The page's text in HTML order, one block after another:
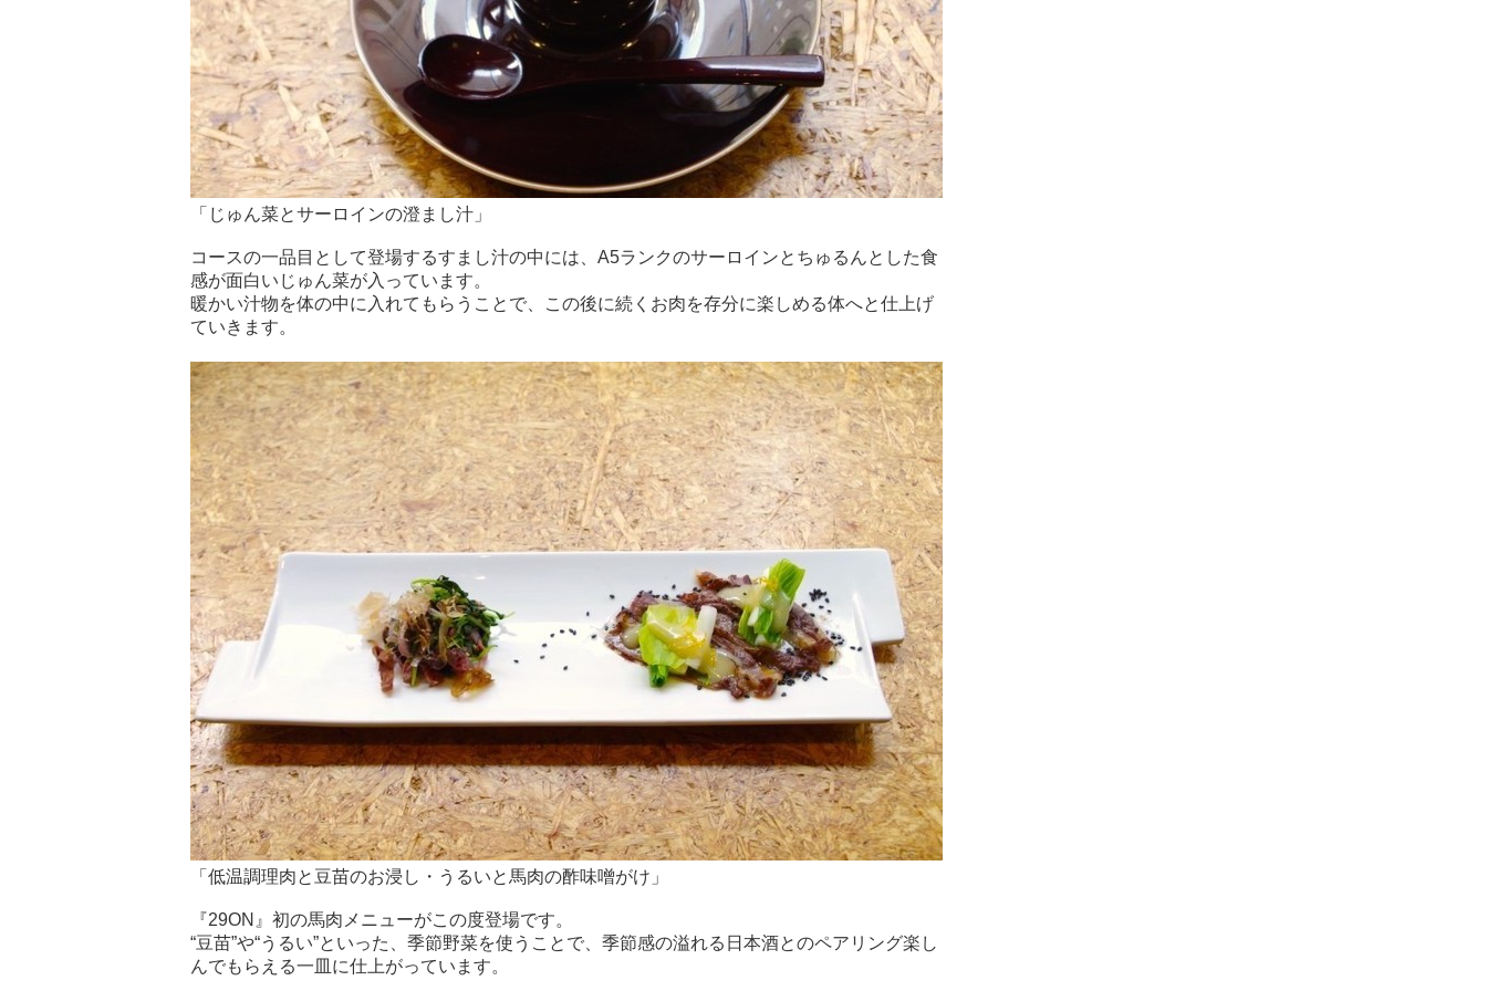
「じゅん菜とサーロインの澄まし汁」
コースの一品目として登場するすまし汁の中には、A5ランクのサーロインとちゅるんとした食
感が面白いじゅん菜が入っています。
暖かい汁物を体の中に入れてもらうことで、この後に続くお肉を存分に楽しめる体へと仕上げ
ていきます。
「低温調理肉と豆苗のお浸し・うるいと馬肉の酢味噌がけ」
『29ON』初の馬肉メニューがこの度登場です。
“豆苗”や“うるい”といった、季節野菜を使うことで、季節感の溢れる日本酒とのペアリング楽し
んでもらえる一皿に仕上がっています。